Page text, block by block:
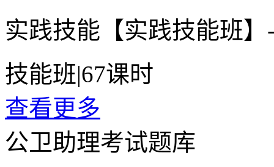
实践技能【实践技能班
技能班|67课时
查看更多
公卫助理考试题库